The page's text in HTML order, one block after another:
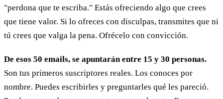
"perdona que te escriba." Estás ofreciendo algo que crees
que tiene valor. Si lo ofreces con disculpas, transmites que ni
tú crees que valga la pena. Ofrécelo con convicción.
De esos 50 emails, se apuntarán entre 15 y 30 personas.
Son tus primeros suscriptores reales. Los conoces por
nombre. Puedes escribirles y preguntarles qué les pareció.